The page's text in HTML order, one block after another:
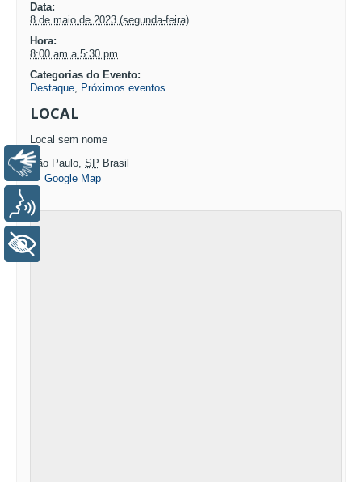
Data:
8 de maio de 2023 (segunda-feira)
Hora:
8:00 am a 5:30 pm
Categorias do Evento:
Destaque, Próximos eventos
LOCAL
Local sem nome
São Paulo, SP Brasil
+ Google Map
Libras